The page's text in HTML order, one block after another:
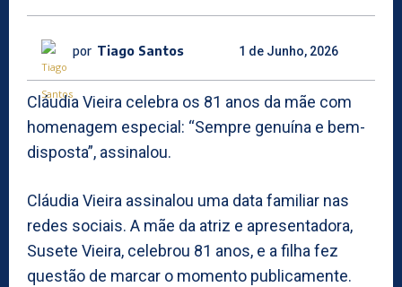
por Tiago Santos 1 de Junho, 2026
Cláudia Vieira celebra os 81 anos da mãe com
homenagem especial: “Sempre genuína e bem-
disposta”, assinalou.
Cláudia Vieira assinalou uma data familiar nas
redes sociais. A mãe da atriz e apresentadora,
Susete Vieira, celebrou 81 anos, e a filha fez
questão de marcar o momento publicamente.